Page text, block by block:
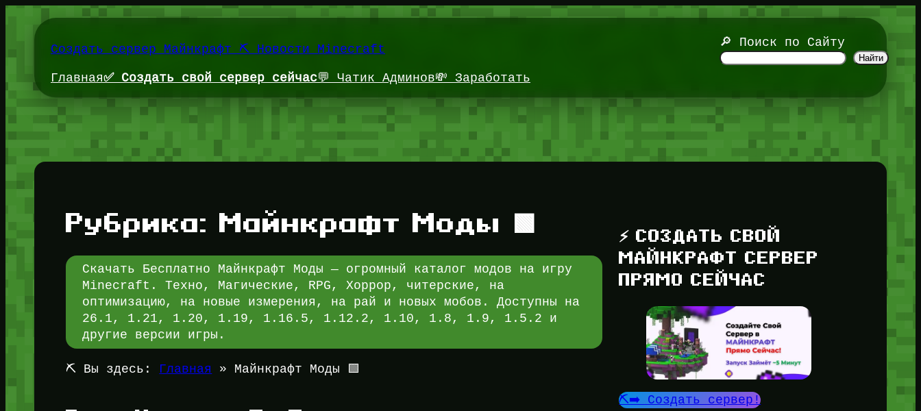
содержимомуСоздать сервер Майнкрафт ⛏️ Новости Minecraft
🔎 Поиск по Сайту
Найти
Главная✅ Создать свой сервер сейчас💬 Чатик Админов💸 Заработать
Рубрика:Майнкрафт Моды 🟩
Скачать Бесплатно Майнкрафт Моды — огромный каталог модов на игру
Minecraft. Техно, Магические, RPG, Хоррор, читерские, на
оптимизацию, на новые измерения, на рай и новых мобов. Доступны на
26.1, 1.21, 1.20, 1.19, 1.16.5, 1.12.2, 1.10, 1.8, 1.9, 1.5.2 и
другие версии игры.
⛏️ Вы здесь: Главная » Майнкрафт Моды 🟩
⚡ СОЗДАТЬ СВОЙ
МАЙНКРАФТ СЕРВЕР
ПРЯМО СЕЙЧАС
⛏️➡️ Создать сервер!